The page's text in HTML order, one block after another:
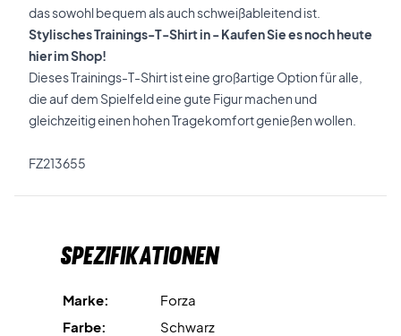
das sowohl bequem als auch schweißableitend ist.
Stylisches Trainings-T-Shirt in - Kaufen Sie es noch heute
hier im Shop!
Dieses Trainings-T-Shirt ist eine großartige Option für alle,
die auf dem Spielfeld eine gute Figur machen und
gleichzeitig einen hohen Tragekomfort genießen wollen.
FZ213655
Spezifikationen
Marke:
Forza
Farbe:
Schwarz